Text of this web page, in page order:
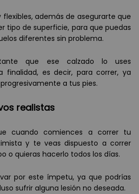
además de asegurarte que
tipo de superficie, para que puedas
diferentes sin problema.
que ese calzado lo uses
finalidad, es decir, para correr, ya
a tus pies.
realistas
cuando comiences a correr tu
y te veas dispuesto a correr
o quieras hacerlo todos los días.
por este ímpetu, ya que podrías
sufrir alguna lesión no deseada.